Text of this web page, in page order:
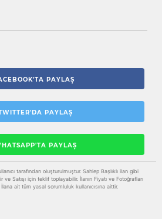
PAYLAŞ
PAYLAŞ
PAYLAŞ
tarafından oluşturulmuştur. Sahlep Başlıklı ilan gibi
ve Satışı için teklif toplayabilir. İlanın Fiyatı ve Fotoğrafları
ait tüm yasal sorumluluk kullanıcısına aittir.